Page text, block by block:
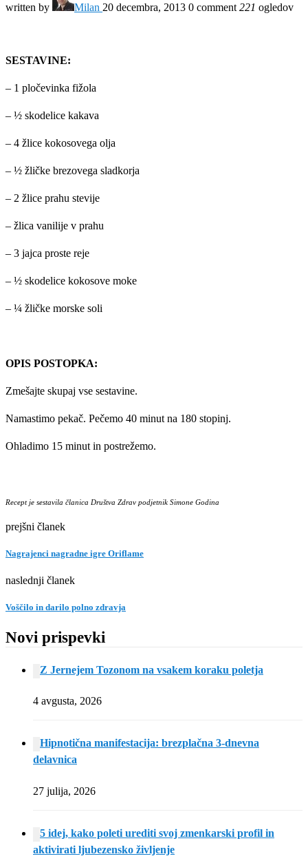
written by Milan 20 decembra, 2013 0 comment 221 ogledov
SESTAVINE:
– 1 pločevinka fižola
– ½ skodelice kakava
– 4 žlice kokosovega olja
– ½ žličke brezovega sladkorja
– 2 žlice prahu stevije
– žlica vanilije v prahu
– 3 jajca proste reje
– ½ skodelice kokosove moke
– ¼ žličke morske soli
OPIS POSTOPKA:
Zmešajte skupaj vse sestavine.
Namastimo pekač. Pečemo 40 minut na 180 stopinj.
Ohladimo 15 minut in postrežemo.
Recept je sestavila članica Društva Zdrav podjetnik Simone Godina
prejšni članek
Nagrajenci nagradne igre Oriflame
naslednji članek
Voščilo in darilo polno zdravja
Novi prispevki
Z Jernejem Tozonom na vsakem koraku poletja
4 avgusta, 2026
Hipnotična manifestacija: brezplačna 3-dnevna
delavnica
27 julija, 2026
5 idej, kako poleti urediti svoj zmenkarski profil in
aktivirati ljubezensko življenje